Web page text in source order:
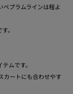
プラムラインは程よ
。
ムです。
カートにも合わせやす